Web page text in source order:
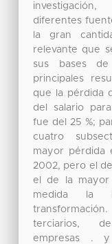
diferentes
la gran
relevante que
sus bases
principales
que la pérdida
del salario
fue del 25 %;
cuatro
mayor pérdida
2002, pero el
el de la
medida la
terciarios,
empresas .